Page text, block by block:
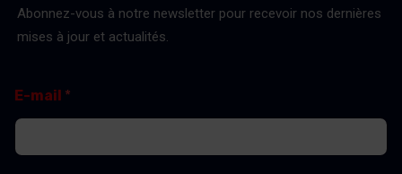
Abonnez-vous à notre newsletter pour recevoir nos dernières
mises à jour et actualités.
E
-
a
-
m
i
E-mail *